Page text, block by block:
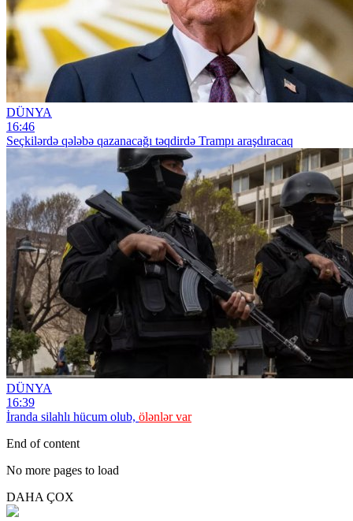
DÜNYA
16:46
Seçkilərdə qələbə qazanacağı təqdirdə Trampı araşdıracaq
DÜNYA
16:39
İranda silahlı hücum olub, ölənlər var
End of content
No more pages to load
DAHA ÇOX